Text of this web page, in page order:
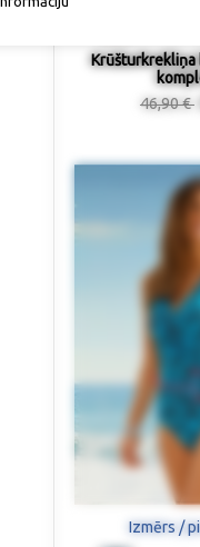
46,90 €
Izmērs /